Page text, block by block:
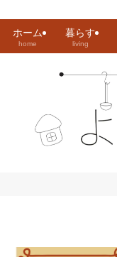
ホーム
home
暮らす
living